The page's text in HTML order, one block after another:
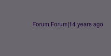
Forum|Forum|14 years ago